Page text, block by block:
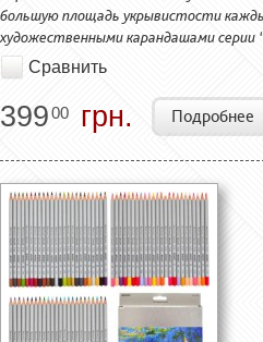
большую площадь укрывистости
художественными карандашами серии
Сравнить
39900 грн. Подробнее